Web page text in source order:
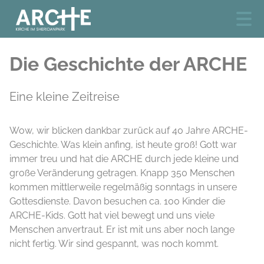
Die Geschichte der ARCHE
Eine kleine Zeitreise
Wow, wir blicken dankbar zurück auf 40 Jahre ARCHE-
Geschichte. Was klein anfing, ist heute groß! Gott war
immer treu und hat die ARCHE durch jede kleine und
große Veränderung getragen. Knapp 350 Menschen
kommen mittlerweile regelmäßig sonntags in unsere
Gottesdienste. Davon besuchen ca. 100 Kinder die
ARCHE-Kids. Gott hat viel bewegt und uns viele
Menschen anvertraut. Er ist mit uns aber noch lange
nicht fertig. Wir sind gespannt, was noch kommt.